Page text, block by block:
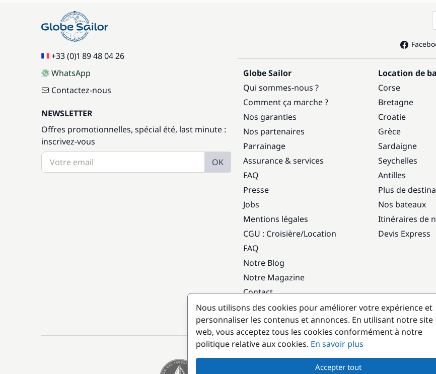
+33 (0)1 89 48 04 26
WhatsApp
Contactez-nous
NEWSLETTER
Offres promotionnelles, spécial été, last minute :
inscrivez-vous
OK
Globe Sailor
Qui sommes-nous ?
Comment ça marche ?
Nos garanties
Nos partenaires
Parrainage
Assurance & services
FAQ
Presse
Jobs
Mentions légales
CGU : Croisière/Location
FAQ
Notre Blog
Notre Magazine
Contact
Location de
Corse
Bretagne
Croatie
Grèce
Sardaigne
Seychelles
Antilles
Plus de
Nos bateaux
Itinéraires de
Devis Express
Destinations populaires
Nous utilisons des cookies pour améliorer votre expérience et
personnaliser les contenus et annonces. En utilisant notre site
web, vous acceptez tous les cookies conformément à notre
politique relative aux cookies. En savoir plus
Accepter tout